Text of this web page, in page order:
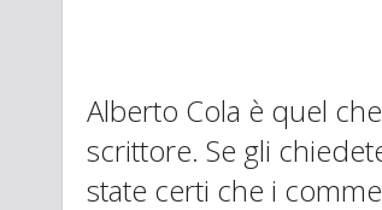
Alberto Cola è quel
scrittore. Se gli
state certi che i